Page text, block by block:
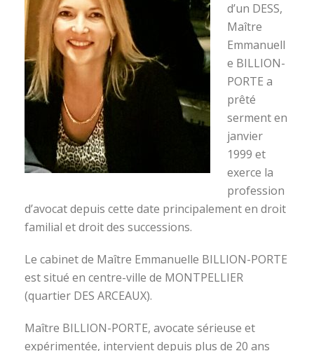
d’un DESS,
Maître
Emmanuell
e BILLION-
PORTE a
prêté
serment en
janvier
1999 et
exerce la
profession
d’avocat depuis cette date principalement en droit
familial et droit des successions.
Le cabinet de Maître Emmanuelle BILLION-PORTE
est situé en centre-ville de MONTPELLIER
(quartier DES ARCEAUX).
Maître BILLION-PORTE, avocate sérieuse et
expérimentée, intervient depuis plus de 20 ans